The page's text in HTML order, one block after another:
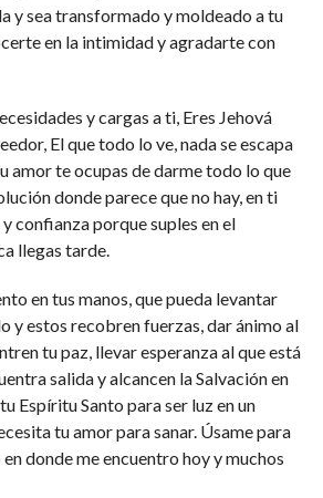
y sea transformado y moldeado a tu
en la intimidad y agradarte con
y cargas a ti, Eres Jehová
El que todo lo ve, nada se escapa
amor te ocupas de darme todo lo que
donde parece que no hay, en ti
confianza porque suples en el
llegas tarde.
en tus manos, que pueda levantar
y estos recobren fuerzas, dar ánimo al
tu paz, llevar esperanza al que está
salida y alcancen la Salvación en
Espíritu Santo para ser luz en un
tu amor para sanar. Úsame para
donde me encuentro hoy y muchos